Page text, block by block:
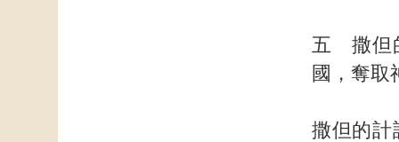
五 撒但
國，奪取
撒但的計